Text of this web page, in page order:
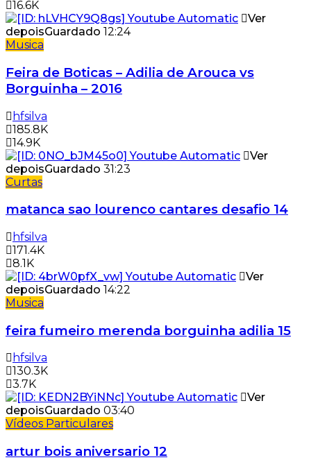
16.6K
Ver
depoisGuardado 12:24
Musica
Feira de Boticas – Adilia de Arouca vs
Borguinha – 2016
hfsilva
185.8K
14.9K
Ver
depoisGuardado 31:23
Curtas
matanca sao lourenco cantares desafio 14
hfsilva
171.4K
8.1K
Ver
depoisGuardado 14:22
Musica
feira fumeiro merenda borguinha adilia 15
hfsilva
130.3K
3.7K
Ver
depoisGuardado 03:40
Vídeos Particulares
artur bois aniversario 12